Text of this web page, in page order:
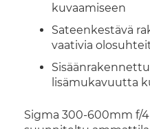
kuvaamiseen
Sateenkestävä
vaativia
lisämukavuutta
Sigma 300-600mm f/4